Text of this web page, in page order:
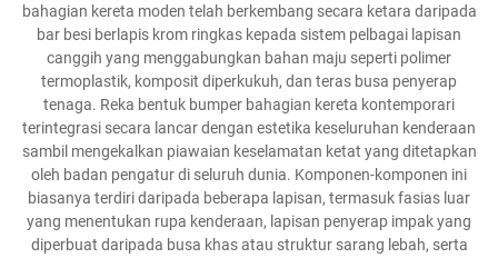
bahagian kereta moden telah berkembang secara ketara daripada
bar besi berlapis krom ringkas kepada sistem pelbagai lapisan
canggih yang menggabungkan bahan maju seperti polimer
termoplastik, komposit diperkukuh, dan teras busa penyerap
tenaga. Reka bentuk bumper bahagian kereta kontemporari
terintegrasi secara lancar dengan estetika keseluruhan kenderaan
sambil mengekalkan piawaian keselamatan ketat yang ditetapkan
oleh badan pengatur di seluruh dunia. Komponen-komponen ini
biasanya terdiri daripada beberapa lapisan, termasuk fasias luar
yang menentukan rupa kenderaan, lapisan penyerap impak yang
diperbuat daripada busa khas atau struktur sarang lebah, serta